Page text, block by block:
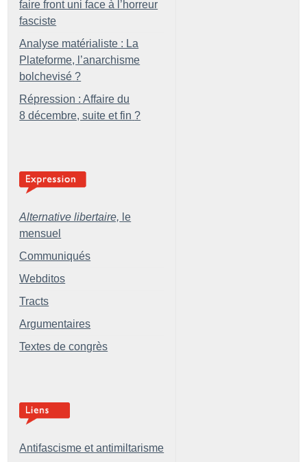
faire front uni face à l’horreur
fasciste
Analyse matérialiste : La
Plateforme, l’anarchisme
bolchevisé ?
Répression : Affaire du
8 décembre, suite et fin ?
Alternative libertaire, le
mensuel
Communiqués
Webditos
Tracts
Argumentaires
Textes de congrès
Antifascisme et antimiltarisme